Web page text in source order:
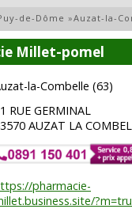
de-Dôme »Auzat-la-
Millet-pomel
la-Combelle (63)
RUE GERMINAL
AUZAT LA
pharmacie-